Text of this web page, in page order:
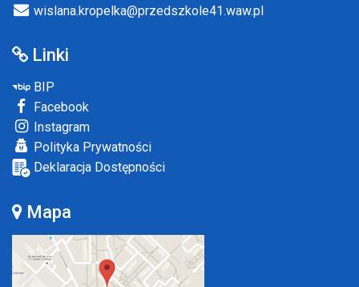
wislana.kropelka@przedszkole41.waw.pl
Linki
BIP
Facebook
Instagram
Polityka Prywatności
Deklaracja Dostępności
Mapa